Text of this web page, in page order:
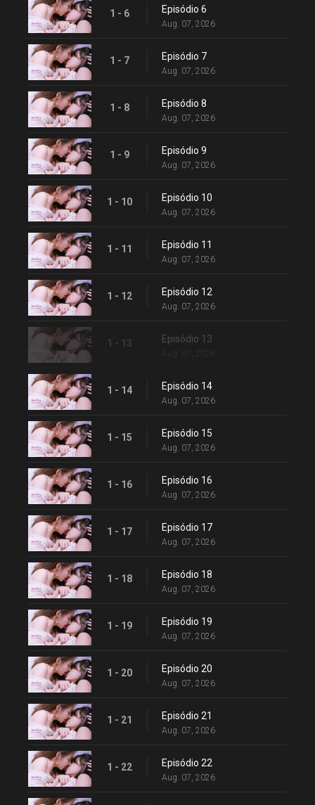
1 - 6 Episódio 6
Aug. 07, 2026
1 - 7 Episódio 7
Aug. 07, 2026
1 - 8 Episódio 8
Aug. 07, 2026
1 - 9 Episódio 9
Aug. 07, 2026
1 - 10 Episódio 10
Aug. 07, 2026
1 - 11 Episódio 11
Aug. 07, 2026
1 - 12 Episódio 12
Aug. 07, 2026
1 - 13 Episódio 13
1 - 14 Episódio 14
Aug. 07, 2026
1 - 15 Episódio 15
Aug. 07, 2026
1 - 16 Episódio 16
Aug. 07, 2026
1 - 17 Episódio 17
Aug. 07, 2026
1 - 18 Episódio 18
Aug. 07, 2026
1 - 19 Episódio 19
Aug. 07, 2026
1 - 20 Episódio 20
Aug. 07, 2026
1 - 21 Episódio 21
Aug. 07, 2026
1 - 22 Episódio 22
Aug. 07, 2026